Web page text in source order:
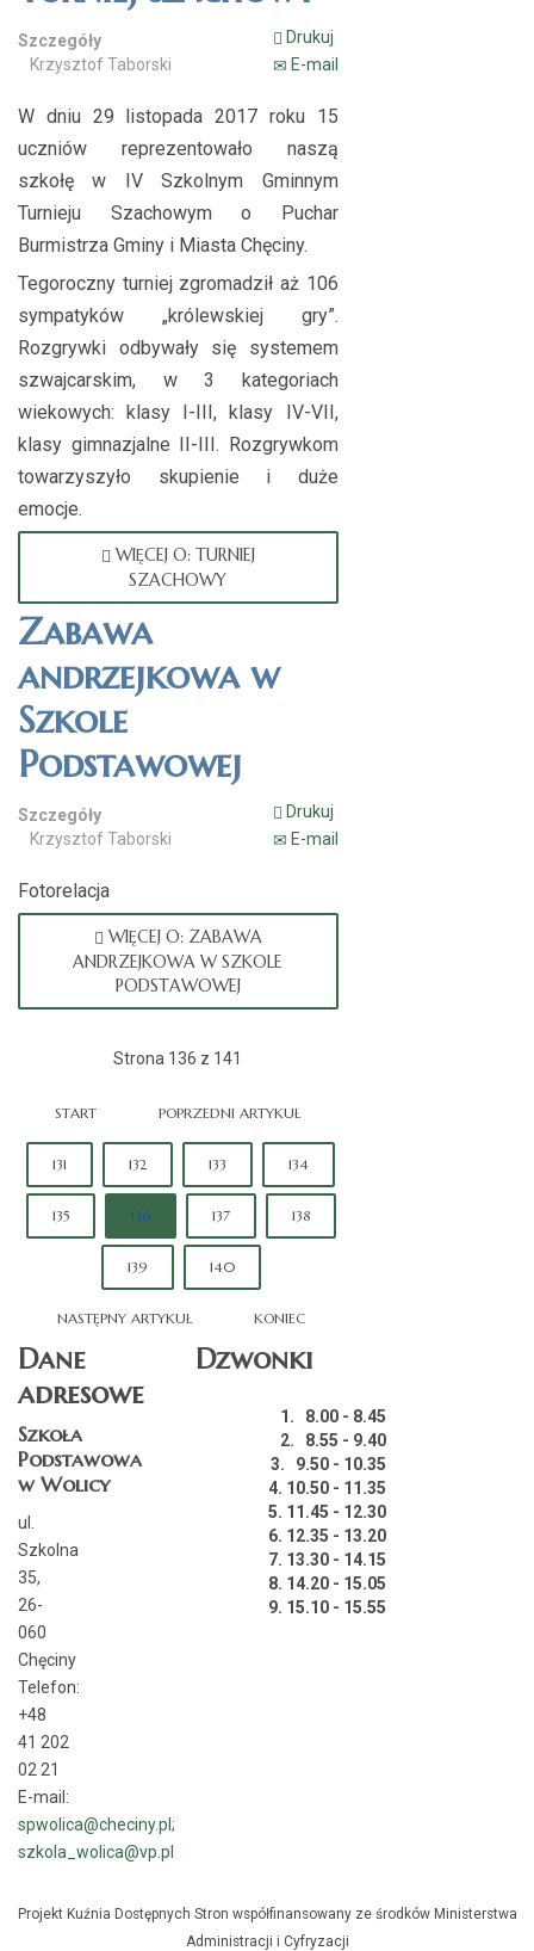
Drukuj
E-mail
Szczegóły
Krzysztof Taborski
W dniu 29 listopada 2017 roku 15
uczniów reprezentowało naszą
szkołę w IV Szkolnym Gminnym
Turnieju Szachowym o Puchar
Burmistrza Gminy i Miasta Chęciny.
Tegoroczny turniej zgromadził aż 106
sympatyków „królewskiej gry”.
Rozgrywki odbywały się systemem
szwajcarskim, w 3 kategoriach
wiekowych: klasy I-III, klasy IV-VII,
klasy gimnazjalne II-III. Rozgrywkom
towarzyszyło skupienie i duże
emocje.
WIĘCEJ O: TURNIEJ
SZACHOWY
Zabawa
andrzejkowa w
Szkole
Podstawowej
Drukuj
E-mail
Szczegóły
Krzysztof Taborski
Fotorelacja
WIĘCEJ O: ZABAWA
ANDRZEJKOWA W SZKOLE
PODSTAWOWEJ
Strona 136 z 141
START POPRZEDNI ARTYKUŁ
131 132 133 134
135 136 137 138
139 140
NASTĘPNY ARTYKUŁ KONIEC
Dane
adresowe
Szkoła
Podstawowa
w Wolicy
ul.
Szkolna
35,
26-
060
Chęciny
Telefon:
+48
41 202
02 21
E-mail:
spwolica@checiny.pl;
szkola_wolica@vp.pl
Dzwonki
1. 8.00 - 8.45
2. 8.55 - 9.40
3. 9.50 - 10.35
4. 10.50 - 11.35
5. 11.45 - 12.30
6. 12.35 - 13.20
7. 13.30 - 14.15
8. 14.20 - 15.05
9. 15.10 - 15.55
Projekt Kuźnia Dostępnych Stron współfinansowany ze środków Ministerstwa
Administracji i Cyfryzacji